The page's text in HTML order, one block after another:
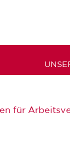
für